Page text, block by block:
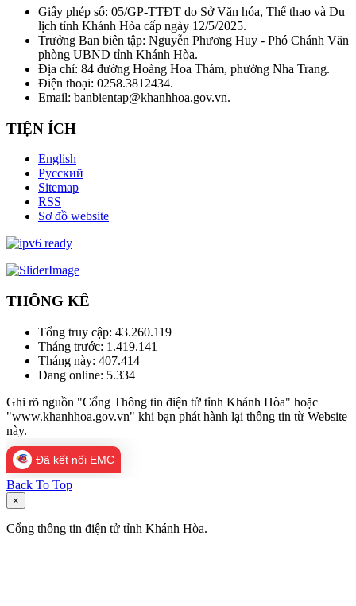
Giấy phép số: 05/GP-TTĐT do Sở Văn hóa, Thể thao và Du
lịch tỉnh Khánh Hòa cấp ngày 12/5/2025.
Trưởng Ban biên tập: Nguyễn Phương Huy - Phó Chánh Văn
phòng UBND tỉnh Khánh Hòa.
Địa chỉ: 84 đường Hoàng Hoa Thám, phường Nha Trang.
Điện thoại: 0258.3812434.
Email: banbientap@khanhhoa.gov.vn.
TIỆN ÍCH
English
Русский
Sitemap
RSS
Sơ đồ website
THỐNG KÊ
Tổng truy cập: 43.260.119
Tháng trước: 1.419.141
Tháng này: 407.414
Đang online: 5.334
Ghi rõ nguồn "Cổng Thông tin điện tử tỉnh Khánh Hòa" hoặc
"www.khanhhoa.gov.vn" khi bạn phát hành lại thông tin từ Website
này.
Đã kết nối EMC
Back To Top
×
Cổng thông tin điện tử tỉnh Khánh Hòa.